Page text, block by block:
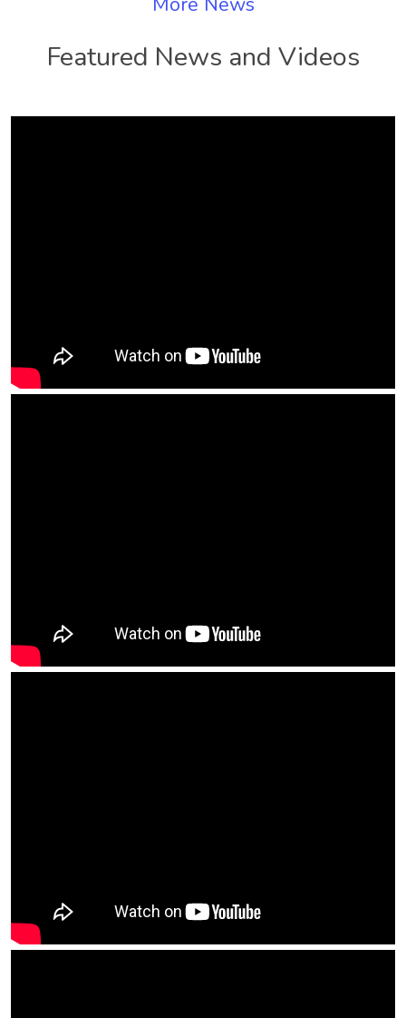
Featured News and Videos